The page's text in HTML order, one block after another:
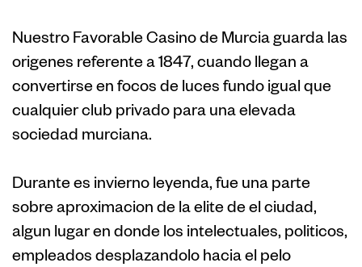
Nuestro Favorable Casino de Murcia guarda las
origenes referente a 1847, cuando llegan a
convertirse en focos de luces fundo igual que
cualquier club privado para una elevada
sociedad murciana.
Durante es invierno leyenda, fue una parte
sobre aproximacion de la elite de el ciudad,
algun lugar en donde los intelectuales, politicos,
empleados desplazandolo hacia el pelo